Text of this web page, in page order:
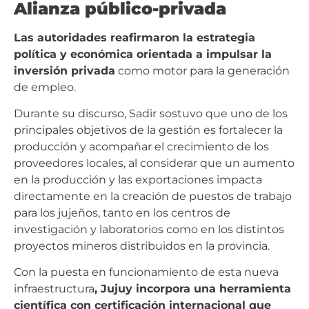
Alianza público-privada
Las autoridades reafirmaron la estrategia
política y económica orientada a impulsar la
inversión privada como motor para la generación
de empleo.
Durante su discurso, Sadir sostuvo que uno de los
principales objetivos de la gestión es fortalecer la
producción y acompañar el crecimiento de los
proveedores locales, al considerar que un aumento
en la producción y las exportaciones impacta
directamente en la creación de puestos de trabajo
para los jujeños, tanto en los centros de
investigación y laboratorios como en los distintos
proyectos mineros distribuidos en la provincia.
Con la puesta en funcionamiento de esta nueva
infraestructura, Jujuy incorpora una herramienta
científica con certificación internacional que